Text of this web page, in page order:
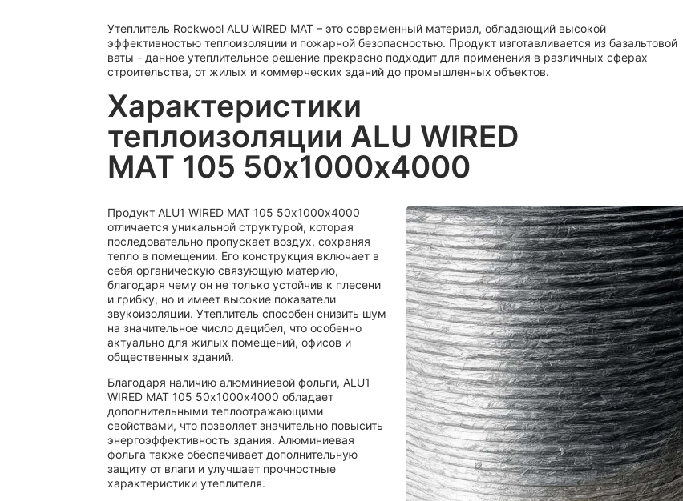
Утеплитель Rockwool ALU WIRED MAT – это современный материал, обладающий высокой
эффективностью теплоизоляции и пожарной безопасностью. Продукт изготавливается из базальтовой
ваты - данное утеплительное решение прекрасно подходит для применения в различных сферах
строительства, от жилых и коммерческих зданий до промышленных объектов.
Характеристики
теплоизоляции ALU WIRED
MAT 105 50х1000х4000
Продукт ALU1 WIRED MAT 105 50х1000х4000
отличается уникальной структурой, которая
последовательно пропускает воздух, сохраняя
тепло в помещении. Его конструкция включает в
себя органическую связующую материю,
благодаря чему он не только устойчив к плесени
и грибку, но и имеет высокие показатели
звукоизоляции. Утеплитель способен снизить шум
на значительное число децибел, что особенно
актуально для жилых помещений, офисов и
общественных зданий.
Благодаря наличию алюминиевой фольги, ALU1
WIRED MAT 105 50х1000х4000 обладает
дополнительными теплоотражающими
свойствами, что позволяет значительно повысить
энергоэффективность здания. Алюминиевая
фольга также обеспечивает дополнительную
защиту от влаги и улучшает прочностные
характеристики утеплителя.